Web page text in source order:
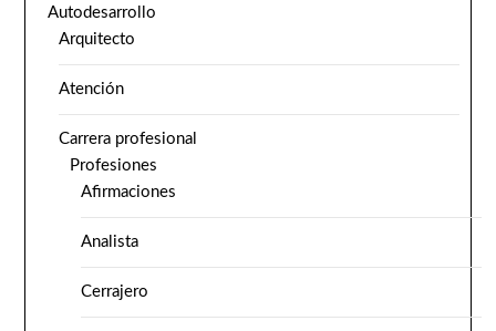
Autodesarrollo
Arquitecto
Atención
Carrera profesional
Profesiones
Afirmaciones
Analista
Cerrajero